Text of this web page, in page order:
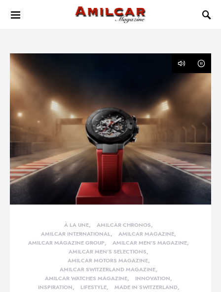
À LA UNE
AMILCAR CHRONOS
AMILCAR INTERNATIONAL
AMILCAR MAGAZINE
AMILCAR MAGAZINE GROUP
AMILCAR MEN'S MAGAZINE
AMILCAR MEN'S SELECTIONS
AMILCAR MOTORS MAGAZINE
AMILCAR SWITZERLAND MAGAZINE
AMILCAR WATCHES MAGAZINE
INNOVATION
INSPIRATION
LIFESTYLE
MADE IN SWITZERLAND